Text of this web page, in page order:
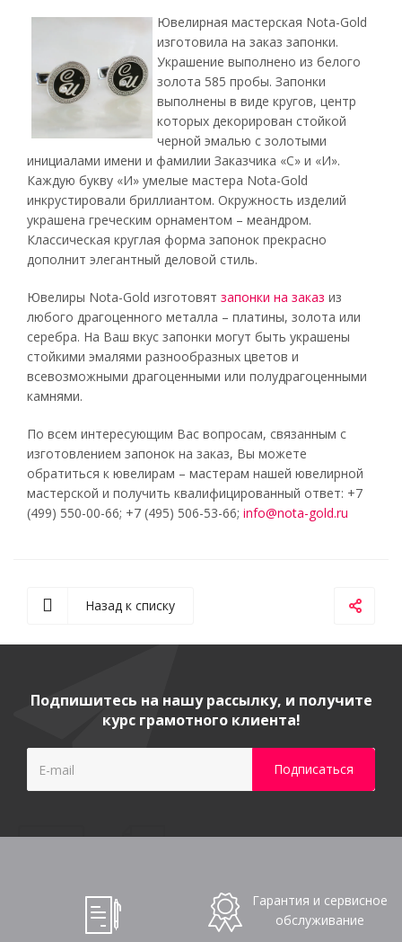
Ювелирная мастерская Nota-Gold
изготовила на заказ запонки.
Украшение выполнено из белого
золота 585 пробы. Запонки
выполнены в виде кругов, центр
которых декорирован стойкой
черной эмалью с золотыми
инициалами имени и фамилии Заказчика «С» и «И».
Каждую букву «И» умелые мастера Nota-Gold
инкрустировали бриллиантом. Окружность изделий
украшена греческим орнаментом – меандром.
Классическая круглая форма запонок прекрасно
дополнит элегантный деловой стиль.
Ювелиры Nota-Gold изготовят запонки на заказ из
любого драгоценного металла – платины, золота или
серебра. На Ваш вкус запонки могут быть украшены
стойкими эмалями разнообразных цветов и
всевозможными драгоценными или полудрагоценными
камнями.
По всем интересующим Вас вопросам, связанным с
изготовлением запонок на заказ, Вы можете
обратиться к ювелирам – мастерам нашей ювелирной
мастерской и получить квалифицированный ответ: +7
(499) 550-00-66; +7 (495) 506-53-66; info@nota-gold.ru
Назад к списку
Подпишитесь на нашу рассылку, и получите
курс грамотного клиента!
Гарантия и сервисное
обслуживание